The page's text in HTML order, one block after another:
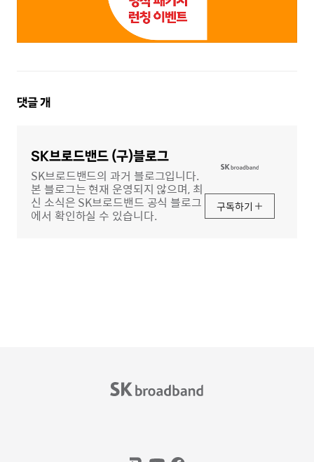
댓
댓글개
SK브로드밴드 (구)블로그
SK브로드밴드의 과거 블로그입니다.
본 블로그는 현재 운영되지 않으며, 최
신 소식은 SK브로드밴드 공식 블로그
에서 확인하실 수 있습니다.
구독하기